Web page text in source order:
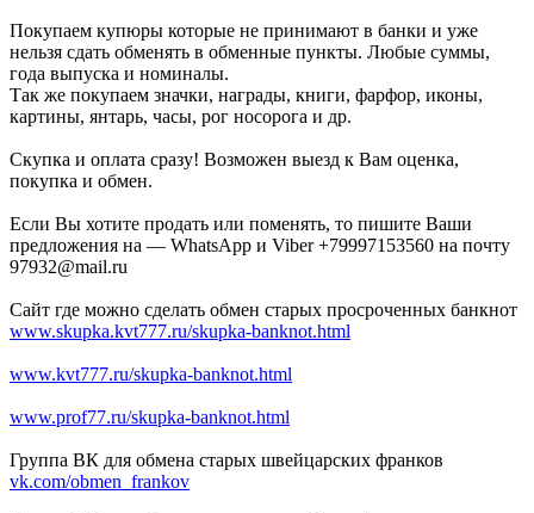
Покупаем купюры которые не принимают в банки и уже
нельзя сдать обменять в обменные пункты. Любые суммы,
года выпуска и номиналы.
Так же покупаем значки, награды, книги, фарфор, иконы,
картины, янтарь, часы, рог носорога и др.
Скупка и оплата сразу! Возможен выезд к Вам оценка,
покупка и обмен.
Если Вы хотите продать или поменять, то пишите Ваши
предложения на — WhatsApp и Viber +79997153560 на почту
97932@mail.ru
Сайт где можно сделать обмен старых просроченных банкнот
www.skupka.kvt777.ru/skupka-banknot.html
www.kvt777.ru/skupka-banknot.html
www.prof77.ru/skupka-banknot.html
Группа ВК для обмена старых швейцарских франков
vk.com/obmen_frankov